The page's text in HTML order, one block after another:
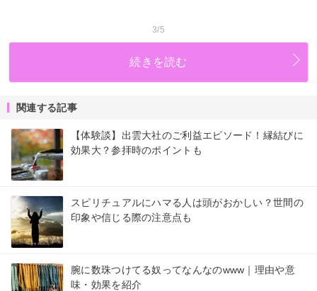
3/5
続きを読む
関連する記事
【体験談】出雲大社のご利益エピソード！縁結びに
効果大？参拝時のポイントも
スピリチュアルにハマる人は頭がおかしい？世間の
印象や信じる際の注意点も
腕に数珠つけてる奴ってなんなのwww｜理由や意
味・効果を紹介